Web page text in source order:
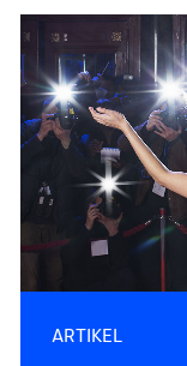
ARTIKEL